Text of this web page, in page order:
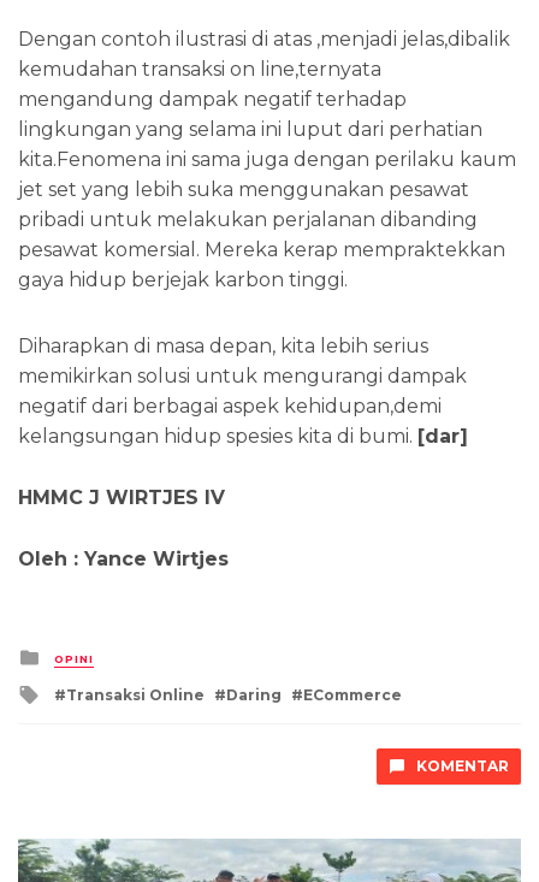
Dengan contoh ilustrasi di atas ,menjadi jelas,dibalik
kemudahan transaksi on line,ternyata
mengandung dampak negatif terhadap
lingkungan yang selama ini luput dari perhatian
kita.Fenomena ini sama juga dengan perilaku kaum
jet set yang lebih suka menggunakan pesawat
pribadi untuk melakukan perjalanan dibanding
pesawat komersial. Mereka kerap mempraktekkan
gaya hidup berjejak karbon tinggi.
Diharapkan di masa depan, kita lebih serius
memikirkan solusi untuk mengurangi dampak
negatif dari berbagai aspek kehidupan,demi
kelangsungan hidup spesies kita di bumi. [dar]
HMMC J WIRTJES IV
Oleh : Yance Wirtjes
Posted
in
OPINI
Tagged
Transaksi Online Daring ECommerce
KOMENTAR